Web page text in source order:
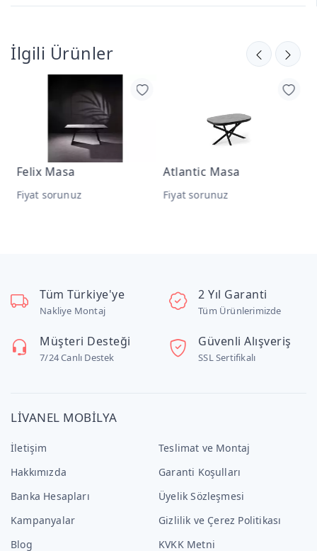
İlgili Ürünler
Felix Masa
Fiyat sorunuz
Atlantic Masa
Fiyat sorunuz
Tüm Türkiye'ye
Nakliye Montaj
2 Yıl Garanti
Tüm Ürünlerimizde
Müşteri Desteği
7/24 Canlı Destek
Güvenli Alışveriş
SSL Sertifikalı
LİVANEL MOBİLYA
İletişim
Hakkımızda
Banka Hesapları
Kampanyalar
Blog
Teslimat ve Montaj
Garanti Koşulları
Üyelik Sözleşmesi
Gizlilik ve Çerez Politikası
KVKK Metni